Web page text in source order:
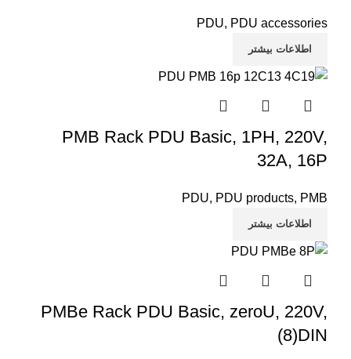
PDU, PDU accessories
اطلاعات بیشتر
PMB Rack PDU Basic, 1PH, 220V,
32A, 16P
PDU, PDU products, PMB
اطلاعات بیشتر
PMBe Rack PDU Basic, zeroU, 220V,
(8)DIN